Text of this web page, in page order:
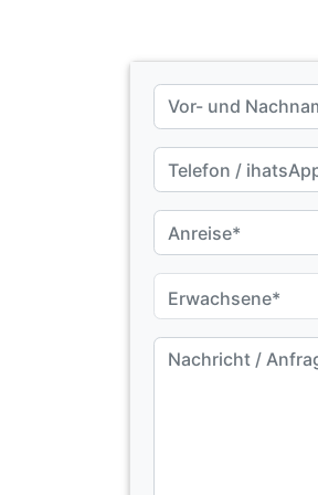
Erwachsene*